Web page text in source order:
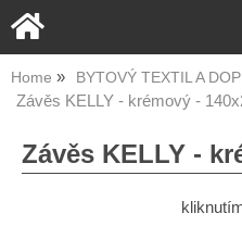
Home BYTOVÝ TEXTIL A
Závěs KELLY - krémový -
Závěs KELLY -